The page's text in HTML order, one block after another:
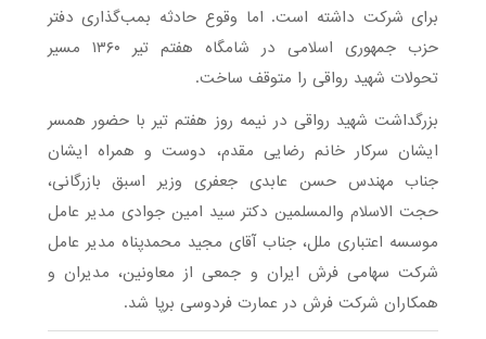
برای شرکت داشته است. اما وقوع حادثه بمب‌گذاری دفتر
حزب جمهوری اسلامی در شامگاه هفتم تیر ۱۳۶۰ مسیر
تحولات شهید رواقی را متوقف ساخت.
بزرگداشت شهید رواقی در نیمه روز هفتم تیر با حضور همسر
ایشان سرکار خانم رضایی مقدم، دوست و همراه ایشان
جناب مهندس حسن عابدی جعفری وزیر اسبق بازرگانی،
حجت الاسلام والمسلمین دکتر سید امین جوادی مدیر عامل
موسسه اعتباری ملل، جناب آقای مجید محمدپناه مدیر عامل
شرکت سهامی فرش ایران و جمعی از معاونین، مدیران و
همکاران شرکت فرش در عمارت فردوسی برپا شد.